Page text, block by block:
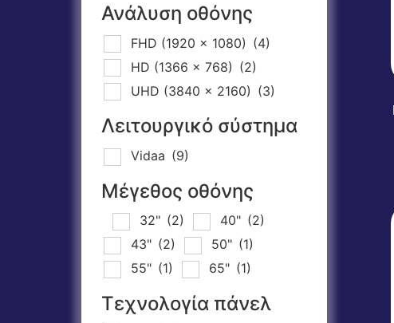
Ανάλυση οθόνης
FHD (1920 x 1080) (4)
HD (1366 x 768) (2)
UHD (3840 x 2160) (3)
Λειτουργικό σύστημα
Vidaa (9)
Μέγεθος οθόνης
32" (2) 40" (2)
43" (2) 50" (1)
55" (1) 65" (1)
Τεχνολογία πάνελ